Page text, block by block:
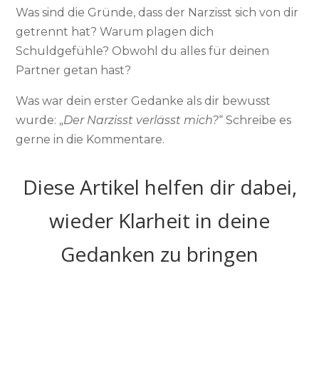
Was sind die Gründe, dass der Narzisst sich von dir
getrennt hat? Warum plagen dich
Schuldgefühle? Obwohl du alles für deinen
Partner getan hast?
Was war dein erster Gedanke als dir bewusst
wurde: „Der Narzisst verlässt mich?“ Schreibe es
gerne in die Kommentare.
Diese Artikel helfen dir dabei,
wieder Klarheit in deine
Gedanken zu bringen